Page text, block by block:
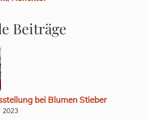
Beiträge
bei Blumen Stieber
2023